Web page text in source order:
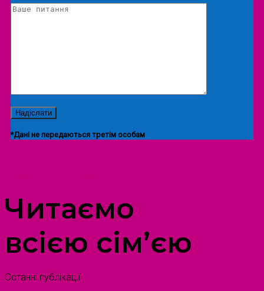
*Дані не передаються третім особам
Читаємо
всією сім’єю
Останні публікації